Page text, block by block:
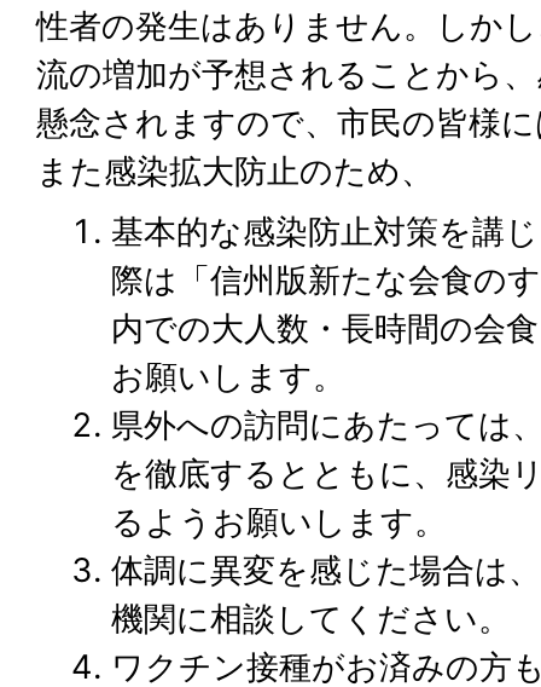
性者の発生はありません。しか
流の増加が予想されることから
懸念されますので、市民の皆様
また感染拡大防止のため、
基本的な感染防止対策を講
際は「信州版新たな会食の
内での大人数・長時間の会
お願いします。
県外への訪問にあたっては
を徹底するとともに、感染
るようお願いします。
体調に異変を感じた場合は
機関に相談してください。
ワクチン接種がお済みの方